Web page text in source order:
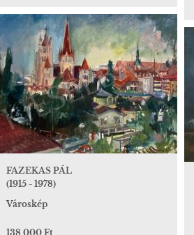
FAZEKAS PÁL
(1915 - 1978)
Városkép
138 000 Ft